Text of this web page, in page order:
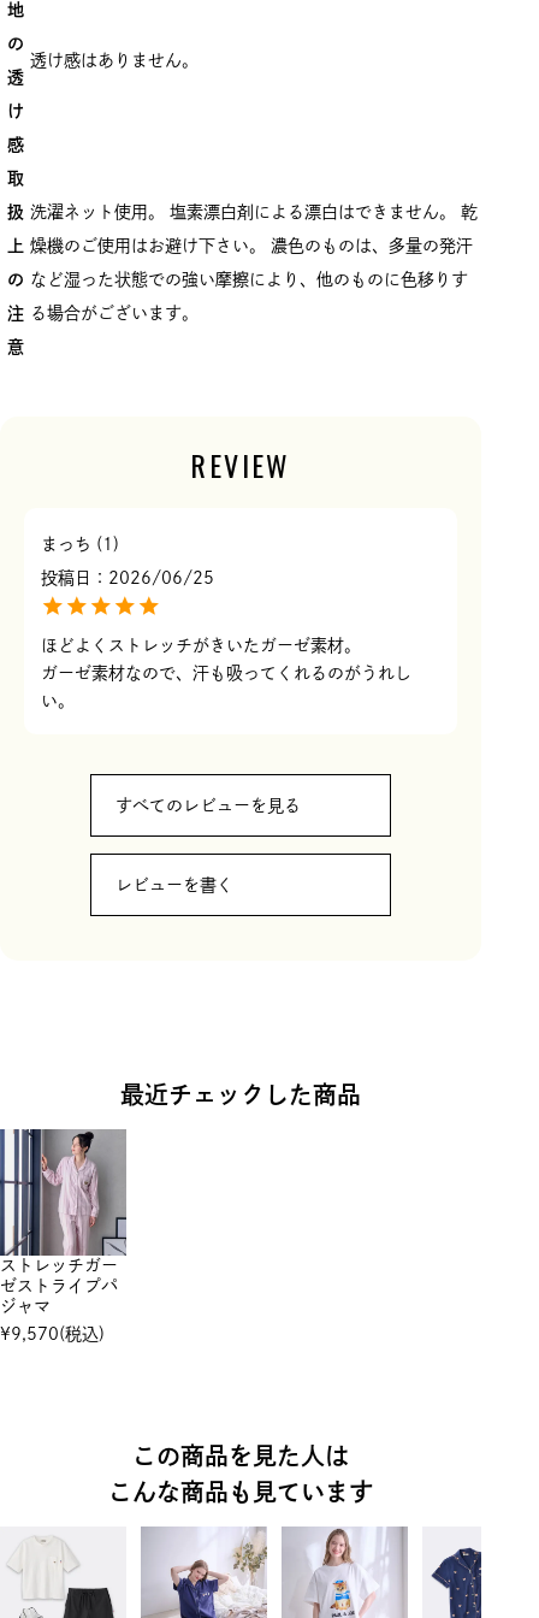
地
の
透
け
感
透け感はありません。
取
扱
上
の
注
意
洗濯ネット使用。 塩素漂白剤による漂白はできません。 乾
燥機のご使用はお避け下さい。 濃色のものは、多量の発汗
など湿った状態での強い摩擦により、他のものに色移りす
る場合がございます。
REVIEW
まっち
1
投稿日
2026/06/25
ほどよくストレッチがきいたガーゼ素材。
ガーゼ素材なので、汗も吸ってくれるのがうれし
すべてのレビューを見る
レビューを書く
最近チェックした商品
ストレッチガー
ゼストライプパ
ジャマ
¥9,570(税込)
この商品を見た人は
こんな商品も見ています